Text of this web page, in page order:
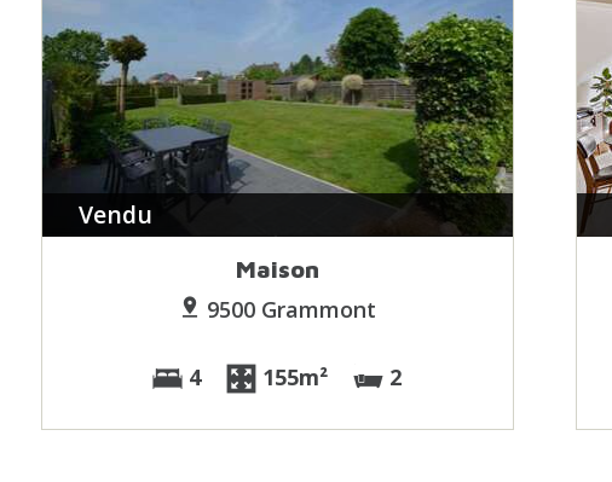
Vendu
Maison
9500 Grammont
4 155m² 2